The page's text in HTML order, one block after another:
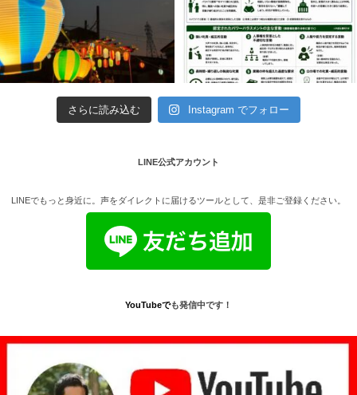
さらに読み込む Instagram でフォロー
LINE公式アカウント
LINEでもっと身近に。声をダイレクトに届けるツールとして、是非ご登録ください。
YouTubeでも発信中です！